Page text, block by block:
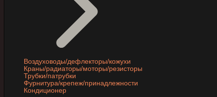
Воздуховоды/дефлекторы/кожухи
Краны/радиаторы/моторы/резисторы
Трубки/патрубки
Фурнитура/крепеж/принадлежности
Кондиционер